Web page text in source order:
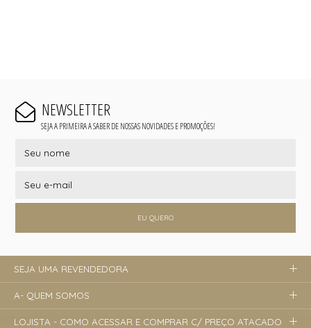
NEWSLETTER
SEJA A PRIMEIRA A SABER DE NOSSAS NOVIDADES E PROMOÇÕES!
EU QUERO
SEJA UMA REVENDEDORA
A- QUEM SOMOS
LOJISTA - COMO ACESSAR E COMPRAR C/ PREÇO ATACADO